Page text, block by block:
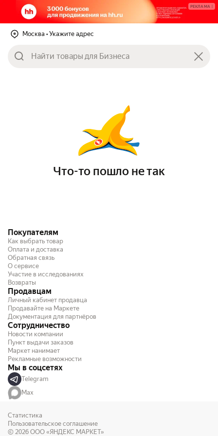
РЕКЛАМА
Москва • Укажите адрес
Что-то пошло не так
Покупателям
Как выбрать товар
Оплата и доставка
Обратная связь
О сервисе
Участие в исследованиях
Возвраты
Продавцам
Личный кабинет продавца
Продавайте на Маркете
Документация для партнёров
Сотрудничество
Новости компании
Пункт выдачи заказов
Маркет нанимает
Рекламные возможности
Мы в соцсетях
Telegram
Max
Статистика
Пользовательское соглашение
© 2026 ООО «ЯНДЕКС МАРКЕТ»